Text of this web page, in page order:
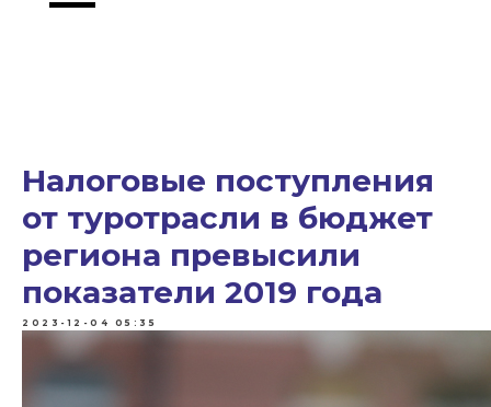
Налоговые поступления
от туротрасли в бюджет
региона превысили
показатели 2019 года
2023-12-04 05:35